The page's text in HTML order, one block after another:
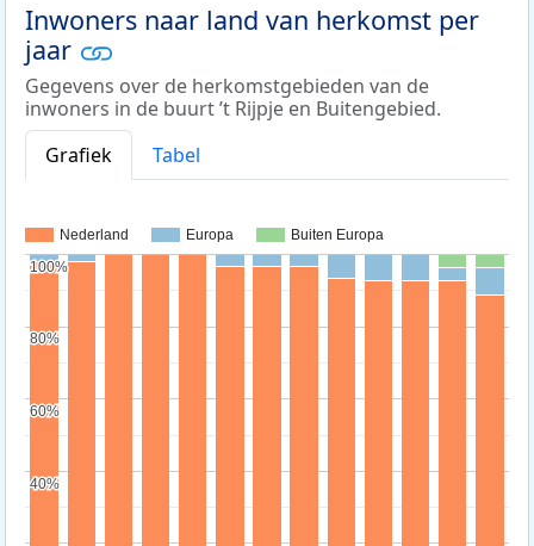
Inwoners naar land van herkomst per
jaar
Gegevens over de herkomstgebieden van de
inwoners in de buurt ’t Rijpje en Buitengebied.
Grafiek
Tabel
Nederland Europa Buiten Europa
40%
40%
60%
60%
80%
80%
100%
100%